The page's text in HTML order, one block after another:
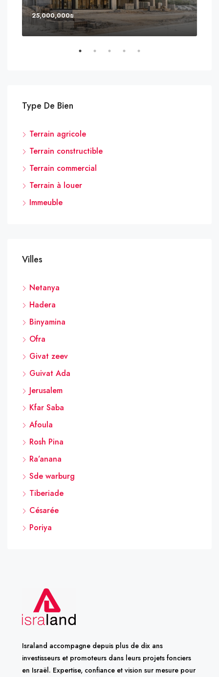
25,000,000₪
Type De Bien
Terrain agricole
Terrain constructible
Terrain commercial
Terrain à louer
Immeuble
Villes
Netanya
Hadera
Binyamina
Ofra
Givat zeev
Guivat Ada
Jerusalem
Kfar Saba
Afoula
Rosh Pina
Ra’anana
Sde warburg
Tiberiade
Césarée
Poriya
Israland accompagne depuis plus de dix ans
investisseurs et promoteurs dans leurs projets fonciers
en Israël. Expertise, confiance et vision sur mesure pour